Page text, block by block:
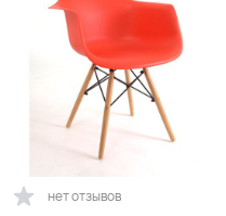
нет отзывов